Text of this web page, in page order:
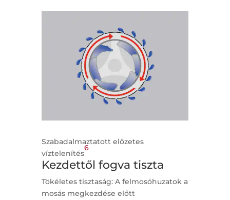
Szabadalmaztatott előzetes
víztelenítés
6
Kezdettől fogva tiszta
Tökéletes tisztaság: A felmosóhuzatok a
mosás megkezdése előtt